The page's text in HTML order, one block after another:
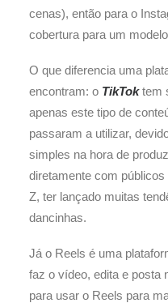
cenas), então para o
cobertura para um
O que diferencia uma
encontram: o TikToktem
apenas este tipo de
passaram a utilizar,
simples na hora de
diretamente com
Z, ter lançado muitas
dancinhas.
Já o Reels é uma
faz o vídeo, edita e posta
para usar o Reels para